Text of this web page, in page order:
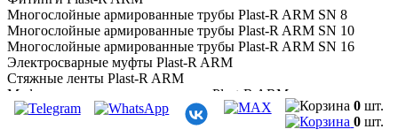
Многослойные армированные трубы Plast-R ARM SN 8
Многослойные армированные трубы Plast-R ARM SN 10
Многослойные армированные трубы Plast-R ARM SN 16
Электросварные муфты Plast-R ARM
Стяжные ленты Plast-R ARM
Муфты термоусадочные спаяные Plast-R ARM
Трубы FD-Plast (ФД-Пласт) гофрированные двухслойные0 шт.
0 шт.